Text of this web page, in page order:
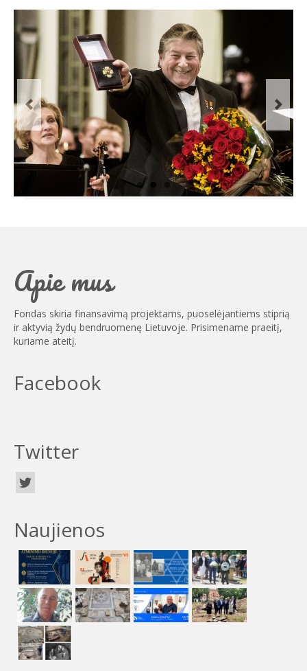
Previous Next
Apie mus
Fondas skiria finansavimą projektams, puoselėjantiems stiprią
ir aktyvią žydų bendruomenę Lietuvoje. Prisimename praeitį,
kuriame ateitį.
Facebook
Twitter
Naujienos